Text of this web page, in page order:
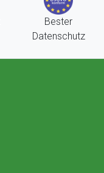
Bester
Datenschutz